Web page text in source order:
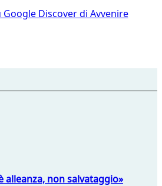
Google Discover di Avvenire
alleanza, non salvataggio»